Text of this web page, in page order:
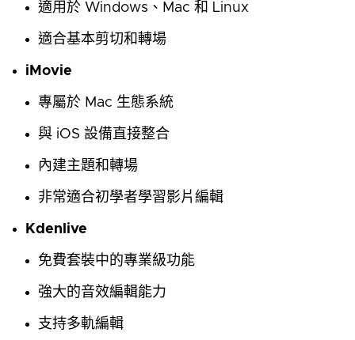
適用於 Windows、Mac 和 Linux
適合基本剪切和轉場
iMovie
專屬於 Mac 生態系統
與 iOS 設備直接整合
內建主題和轉場
非常適合初學者學習影片編輯
Kdenlive
免費套裝中的專業級功能
強大的音效編輯能力
支持多軌編輯